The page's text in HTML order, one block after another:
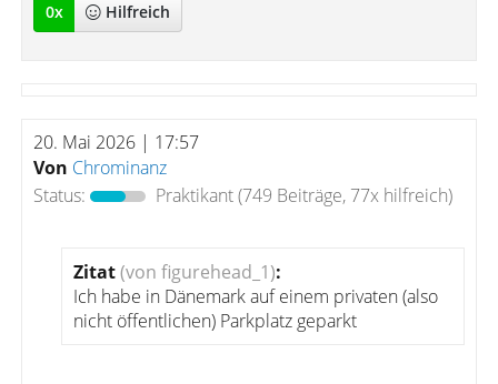
0x Hilfreich
20. Mai 2026 | 17:57
Von Chrominanz
Status:
Praktikant(749 Beiträge, 77x hilfreich)
Zitat(von figurehead_1):
Ich habe in Dänemark auf einem privaten (also
nicht öffentlichen) Parkplatz geparkt